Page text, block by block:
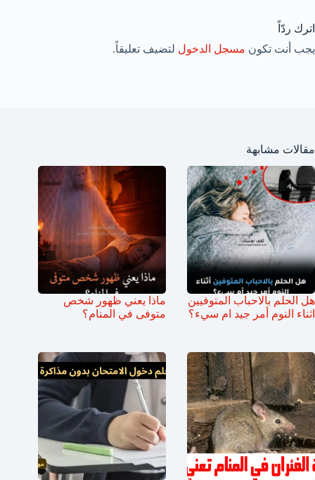
اترك ردّاً
يجب أنت تكون مسجل الدخول لتضيف تعليقاً.
مقالات مشابهة
هل الحلم بالاحباب المتوفيين
اثناء النوم أمر جيد ام سيء؟
ماذا يعني ظهور شخص
متوفى في المنام؟